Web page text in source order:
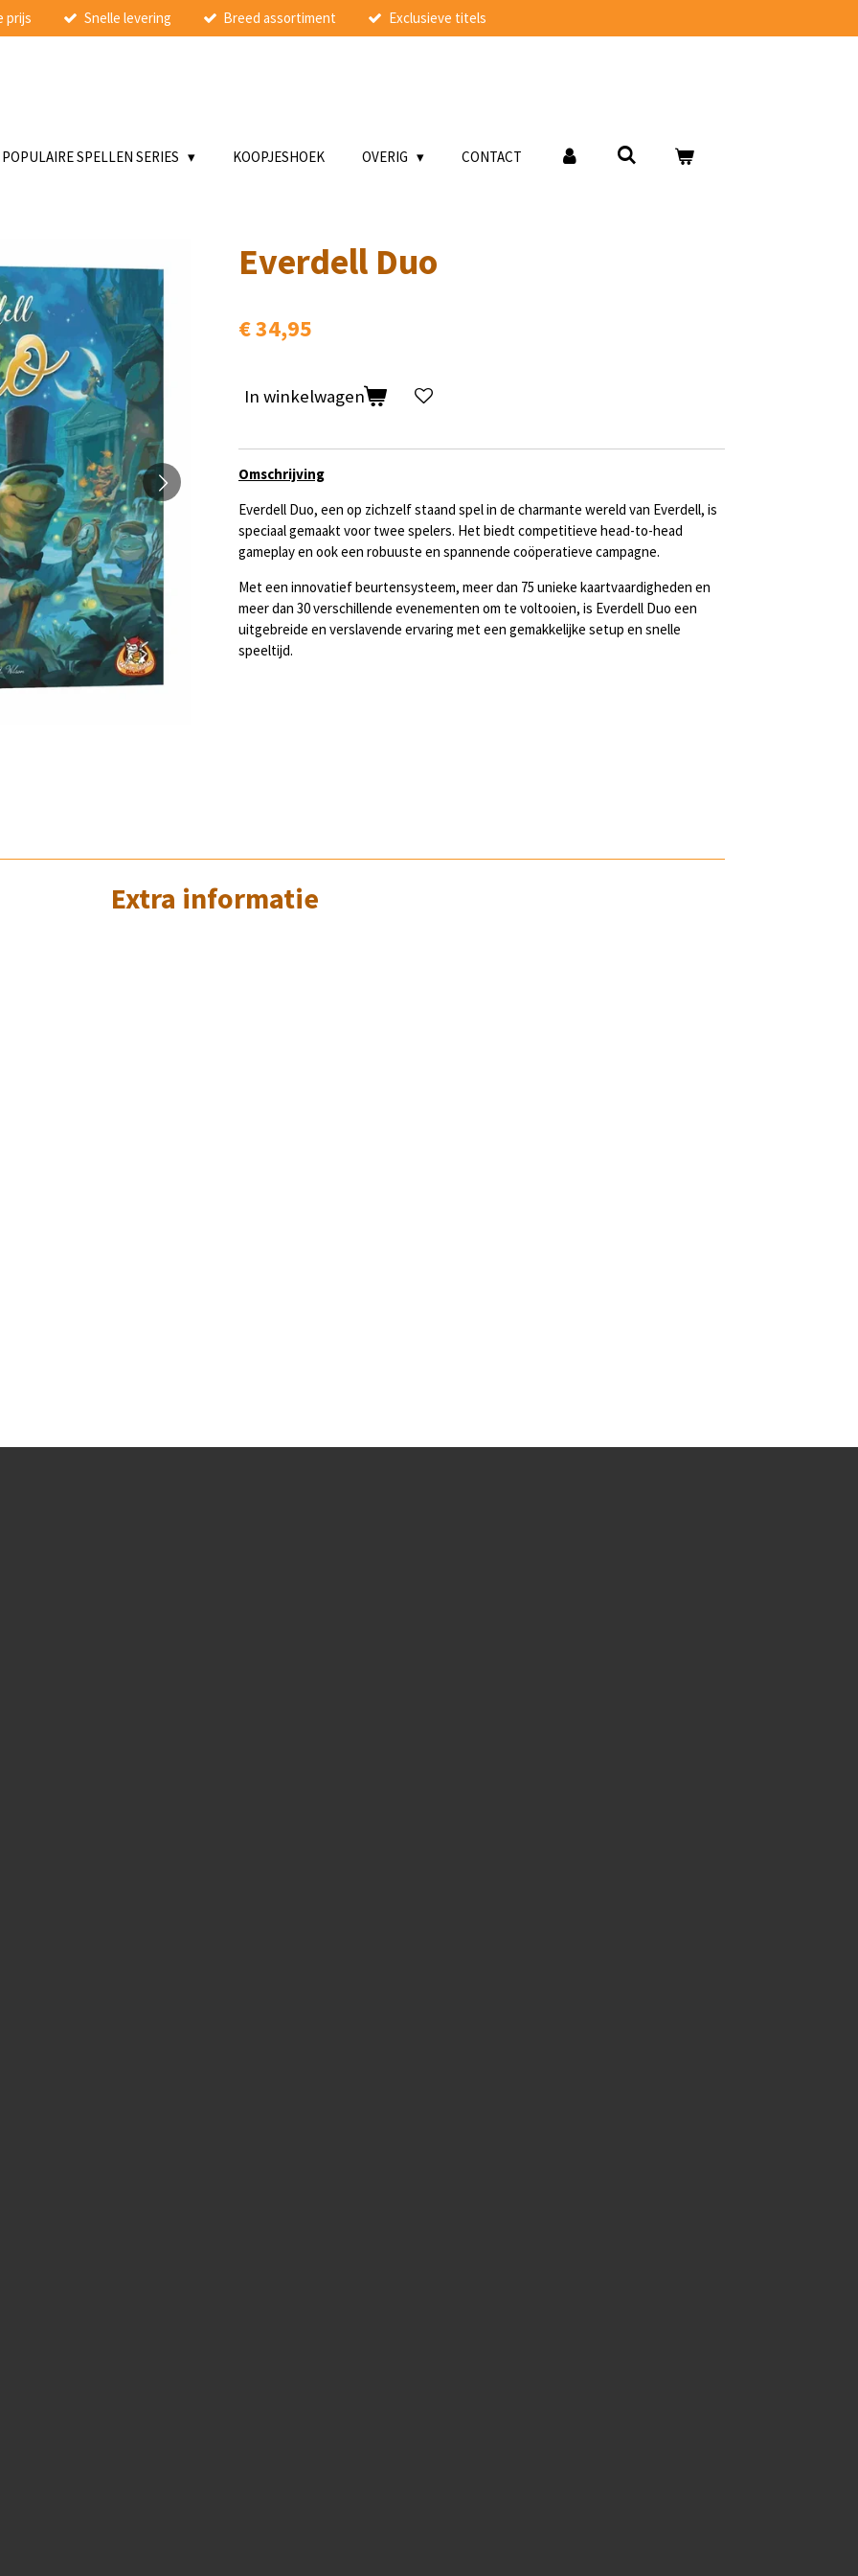
prijs Snelle levering Breed assortiment Exclusieve titels
POPULAIRE SPELLEN SERIES KOOPJESHOEK OVERIG CONTACT
Everdell Duo
€ 34,95
In winkelwagen
Omschrijving
Everdell Duo, een op zichzelf staand spel in de charmante wereld van Everdell, is
speciaal gemaakt voor twee spelers. Het biedt competitieve head-to-head
gameplay en ook een robuuste en spannende coöperatieve campagne.
Met een innovatief beurtensysteem, meer dan 75 unieke kaartvaardigheden en
meer dan 30 verschillende evenementen om te voltooien, is Everdell Duo een
uitgebreide en verslavende ervaring met een gemakkelijke setup en snelle
speeltijd.
Extra informatie